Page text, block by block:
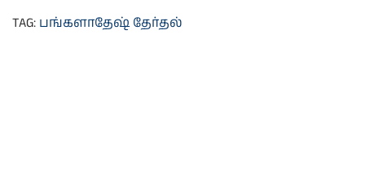
TAG: பங்களாதேஷ் தேர்தல்